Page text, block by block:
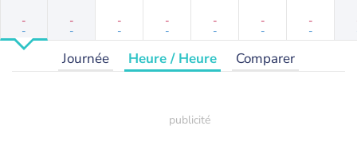
-
-
-
-
-
-
-
-
-
-
-
-
-
-
Journée Heure / Heure Comparer